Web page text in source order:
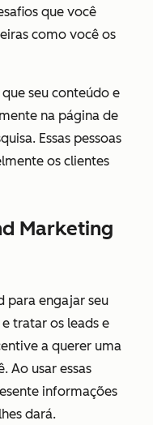
que você
como você os
seu conteúdo e
na página de
Essas pessoas
os clientes
Marketing
para engajar seu
tratar os leads e
a querer uma
Ao usar essas
informações
dará.